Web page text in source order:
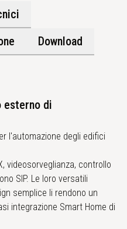
Download
esterno di
l'automazione degli edifici
videosorveglianza, controllo
SIP. Le loro versatili
semplice li rendono un
integrazione Smart Home di